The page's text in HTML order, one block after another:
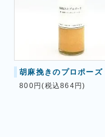
胡麻挽きのプロポーズ
800円(税込864円)